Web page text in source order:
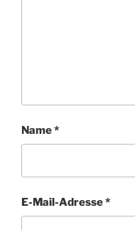
Name*
E-Mail-Adresse*